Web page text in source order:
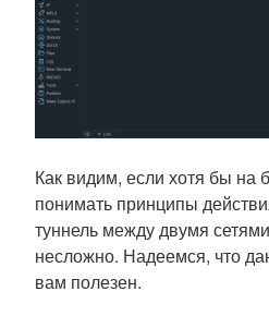
Как видим, если хотя бы на
понимать принципы
туннель между двумя
несложно. Надеемся, что
вам полезен.